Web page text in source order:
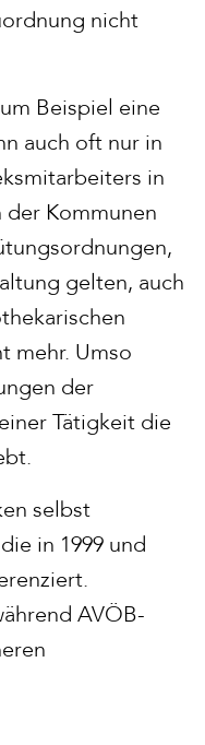
nicht
Beispiel eine
auch oft nur in
in
der Kommunen
gelten, auch
mehr. Umso
der
Tätigkeit die
selbst
in 1999 und
AVÖB-